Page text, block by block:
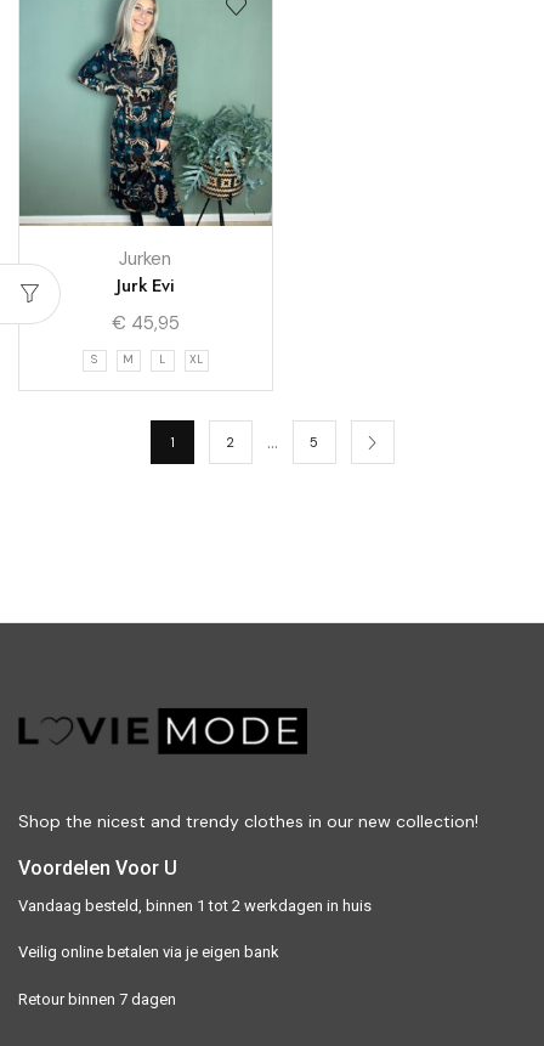
Jurken
Jurk Evi
€ 45,95
S M L XL
1 2 … 5
Shop the nicest and trendy clothes in our new collection!
Voordelen Voor U
Vandaag besteld, binnen 1 tot 2 werkdagen in huis
Veilig online betalen via je eigen bank
Retour binnen 7 dagen